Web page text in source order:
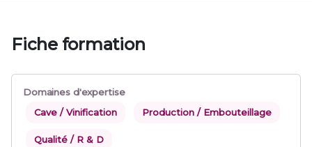
Fiche formation
Domaines d'expertise
Cave / Vinification
Production / Embouteillage
Qualité / R & D